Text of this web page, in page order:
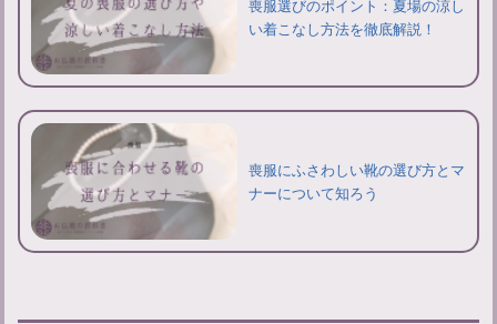
喪服選びのポイント：夏場の涼し
い着こなし方法を徹底解説！
喪服にふさわしい靴の選び方とマ
ナーについて知ろう